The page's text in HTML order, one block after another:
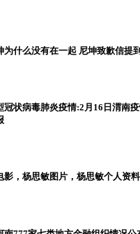
为什么没有在一起 尼坤致歉信提
冠状病毒肺炎疫情:2月16日渭南
影，杨思敏图片，杨思敏个人资料